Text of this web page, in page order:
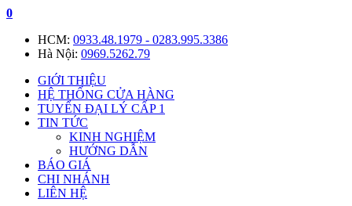
0
HCM: 0933.48.1979 - 0283.995.3386
Hà Nội: 0969.5262.79
GIỚI THIỆU
HỆ THỐNG CỬA HÀNG
TUYỂN ĐẠI LÝ CẤP 1
TIN TỨC
KINH NGHIỆM
HƯỚNG DẪN
BÁO GIÁ
CHI NHÁNH
LIÊN HỆ